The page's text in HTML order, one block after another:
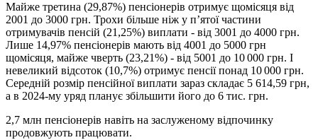
Майже третина (29,87%) пенсіонерів отримує щомісяця від
2001 до 3000 грн. Трохи більше ніж у п’ятої частини
отримувачів пенсій (21,25%) виплати - від 3001 до 4000 грн.
Лише 14,97% пенсіонерів мають від 4001 до 5000 грн
щомісяця, майже чверть (23,21%) - від 5001 до 10 000 грн. І
невеликий відсоток (10,7%) отримує пенсії понад 10 000 грн.
Середній розмір пенсійної виплати зараз складає 5 614,59 грн,
а в 2024-му уряд планує збільшити його до 6 тис. грн.
2,7 млн пенсіонерів навіть на заслуженому відпочинку
продовжують працювати.